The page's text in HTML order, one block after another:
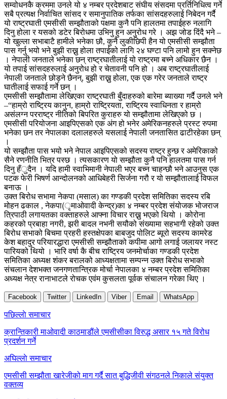
सम्वोधनकै क्रममा उनले यो ४ नम्बर प्रदेशबाट संघीय संसदमा प्रर्तिनिधित्व गर्ने
सबै प्रत्यक्ष निर्वाचित सांसद र समानुपातिक तर्फका सांसदहरुलाई निबेदन गर्दै
यो राष्ट्रघाती एमसीसी सम्झौताको पक्षमा कुनै पनि हालतमा तपाईहरु नलागि
दिनु होला र यसको डटेर बिरोधमा उभिनु हुन अनुरोध गरे । अझ जोड दिंदै भने –
यो खुल्ला सभाबाटै हामीले भनेका छौ, कुनै लुकीछिपी हैन यो एमसीसी सम्झौता
पास गर्नु भयो भने बुझी राख्नु होला तपाईको लागि २४ घण्टा पनि लामो हुन सक्नेछ
। नेपाली जनताले भनेका छन् राष्ट्रघातीलाई यो राष्ट्रमा बच्ने अधिकार छैन ।
यो तपाई सांसदहरुलाई अनुरोध हो र चेतावनी पनि हो । अब राष्ट्रघातीलाई
नेपाली जनताले छोड्ने छैनन्, बुझी राख्नु होला, एक एक गरेर जनताले राष्ट्र
घातीलाई सफाई गर्ने छन् ।
एमसीसी सम्झौतामा लेखिएका राष्ट्रघाती बुँदाहरुको बारेमा ब्याख्या गर्दै उनले भने
–“हाम्रो राष्ट्रिय कानुन, हाम्रो राष्ट्रियता, राष्ट्रिय स्वाधिनता र हाम्रो
असंलग्न परराष्ट्र नीतिको बिपरित कुराहरु यो सम्झौतामा लेखिएको छ ।
एमसीसी परियोजना आइपिएसको एक अंग हो भनेर अमेरिकनहरुले प्रस्ट रुपमा
भनेका छन तर नेपालका दलालहरुले यसलाई नेपाली जनतासित ढाटीरहेका छन्
।
यो सम्झौता पास भयो भने नेपाल आइपिएसको सदस्य राष्ट्र हुन्छ र अमेरिकाको
सैने रणनीति भित्र पस्छ । त्यसकारण यो सम्झौता कुनै पनि हालतमा पास गर्न
दिनु हँुदैन । यदि हामी स्वाभिमानी नेपाली भएर बच्न चाहन्छौ भने आउनुस एक
पटक फेरी भिषर्ण आन्दोलनको आधिबेहरी सिर्जना गरौ र यो सम्झौतालाई विफल
बनाऊ ।
उक्त बिरोध सभामा नेकपा (मसाल) का गण्डकी प्रदेश समितिका सदस्य रबि
मोहन ढकाल , नेकपा(ृमाओवादी केन्द्र)का ४ नम्बर प्रदेश संयोजक भोजराज
त्रिपाठी लगायतका वक्ताहरुले आफ्ना विचार राख्नु भएको थियो । कोरोना
कहरको प्रबाहा नगरी, झरी बादल नभनी सयौको संख्यामा सहभागी रहेको उक्त
बिरोध सभाको बिचमा प्रहरी हस्तक्षेपका बाबजुद पोलिट ब्यूरो सदस्य कामरेड
केश बहादुर परियारद्धारा एमसीसी सम्झौताको कपीमा आगो लगाई जलायर नस्ट
पारियको थियो । भारि वर्षा कै बीच राष्ट्रिय जनमोर्चाका गण्डकी प्रदेश
समितिका अध्यक्ष शंकर बरालको आध्यक्षतामा सम्पन्न उक्त बिरोध सभाको
संचलान देशभक्त जनगणतान्त्रिक मोर्चा नेपालका ४ नम्बर प्रदेश समितिका
अध्यक्ष नेत्र रानाभाटले रोचक एवंम कुसलता पूर्वक संचालन गरेका थिए ।
Facebook Twitter LinkedIn Viber Email WhatsApp
Post
navigation
पछिल्लाे समाचार
क्रान्तिकारी माओवादी काठमाडौंले एमसीसीका विरुद्ध असार १५ गते विरोध
प्रदर्शन गर्ने
अघिल्लाे समाचार
एमसीसी सम्झौता खारेजीको माग गर्दै सात बुद्धिजीवी संगठनले निकाले संयुक्त
वक्तव्य